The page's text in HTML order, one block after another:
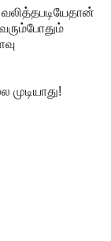
வலித்தபடியேதான்